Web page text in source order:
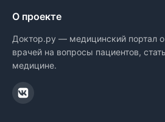
О проекте
Доктор.ру — медицинский портал
врачей на вопросы пациентов,
медицине.